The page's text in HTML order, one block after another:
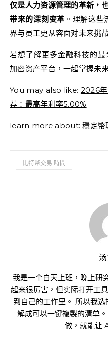
仅是人力资源管理的革新，
带来的深刻变革 。理解这些
界与员工更从容面对未来挑
若想了解更多金融科技的
加密资产平台 ，一起掌握未
You may also like: 2026年
荐：最高年利率5.00%
learn more about:穩定幣
比特幣交易 時間
我是一个白天上班，晚上研
起来很厉害，但实际打开工
到自己的工作里。 所以我
解成可以一键複製的清单
做，就能让